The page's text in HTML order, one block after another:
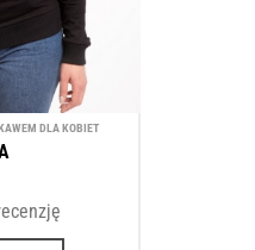
DLA KOBIET